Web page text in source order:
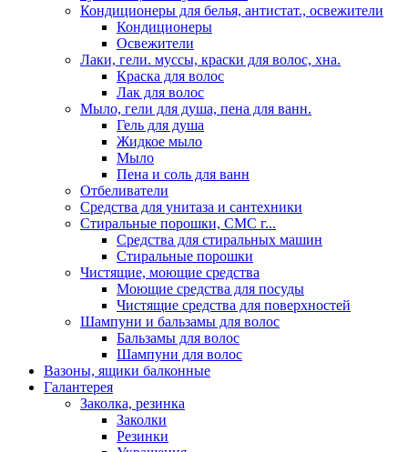
Кондиционеры для белья, антистат., освежители
Кондиционеры
Освежители
Лаки, гели. муссы, краски для волос, хна.
Краска для волос
Лак для волос
Мыло, гели для душа, пена для ванн.
Гель для душа
Жидкое мыло
Мыло
Пена и соль для ванн
Отбеливатели
Средства для унитаза и сантехники
Стиральные порошки, СМС г...
Средства для стиральных машин
Стиральные порошки
Чистящие, моющие средства
Моющие средства для посуды
Чистящие средства для поверхностей
Шампуни и бальзамы для волос
Бальзамы для волос
Шампуни для волос
Вазоны, ящики балконные
Галантерея
Заколка, резинка
Заколки
Резинки